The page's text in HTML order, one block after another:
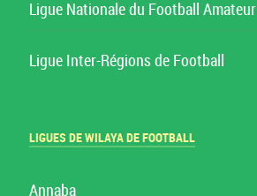
Ligue Nationale du Football Amateur
Ligue Inter-Régions de Football
LIGUES DE WILAYA DE FOOTBALL
Annaba